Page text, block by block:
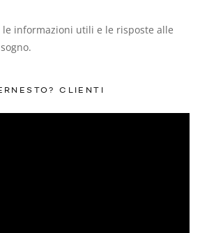
informazioni utili e le risposte alle
CLIENTI